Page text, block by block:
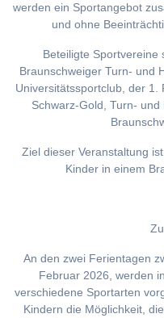
werden ein Sportangebot
und ohne
Beteiligte Sportvereine
Braunschweiger Turn- und
Universitätssportclub, der 1.
Schwarz-Gold, Turn-
Ziel dieser Veranstaltung
Kinder in einem
An den zwei Ferientagen
Februar 2026, werden
verschiedene Sportarten
Kindern die Möglichkeit,